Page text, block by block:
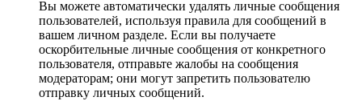
Вы можете автоматически удалять личные сообщения
пользователей, используя правила для сообщений в
вашем личном разделе. Если вы получаете
оскорбительные личные сообщения от конкретного
пользователя, отправьте жалобы на сообщения
модераторам; они могут запретить пользователю
отправку личных сообщений.